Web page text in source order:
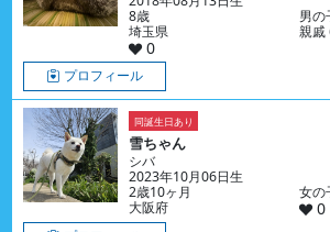
8歳
男の
埼玉県
親戚
0
プロフィール
同誕生日あり
雪ちゃん
シバ
2023年10月06日生
2歳10ヶ月
女の
大阪府
0